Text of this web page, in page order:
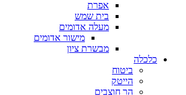
אפרת
בית שמש
מעלה אדומים
מישור אדומים
מבשרת ציון
כלכלה
ביטוח
הייטק
הר חוצבים